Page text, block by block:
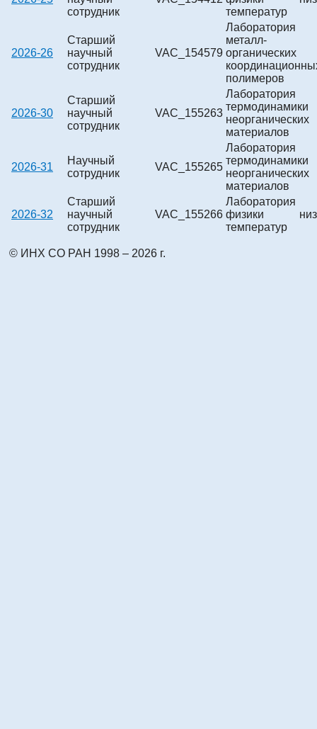
сотрудник
температур
2026-26
Старший
научный
сотрудник
VAC_154579
Лаборатория
металл-
органических
полимеров
2026-30
Старший
научный
сотрудник
VAC_155263
Лаборатория
термодинамики
неорганических
материалов
2026-31
Научный
сотрудник
VAC_155265
Лаборатория
термодинамики
неорганических
материалов
2026-32
Старший
научный
сотрудник
VAC_155266
Лаборатория
физики
температур
© ИНХ СО РАН 1998 – 2026 г.